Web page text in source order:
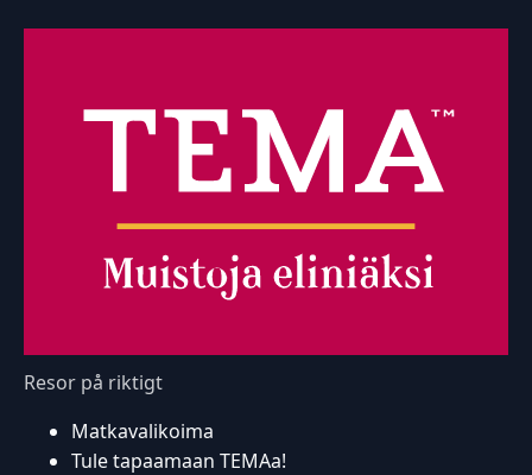
Resor på riktigt
Matkavalikoima
Tule tapaamaan TEMAa!